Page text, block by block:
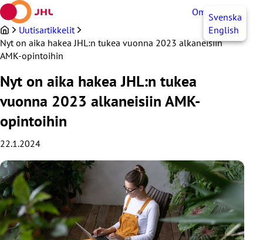
Siirry
sisältöön
OmaJHLSvenska
English
Uutisartikkelit
Nyt on aika hakea JHL:n tukea vuonna 2023 alkaneisiin
AMK-opintoihin
Nyt on aika hakea JHL:n tukea
vuonna 2023 alkaneisiin AMK-
opintoihin
22.1.2024